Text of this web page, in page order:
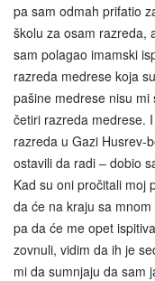
pa sam odmah prifatio
školu za osam razreda,
sam polagao imamski
razreda medrese koja
pašine medrese nisu
četiri razreda medrese.
razreda u Gazi Husrev-
ostavili da radi – dobio
Kad su oni pročitali moj
da će na kraju sa
pa da će me opet
zovnuli, vidim da ih je
mi da sumnjaju da sam